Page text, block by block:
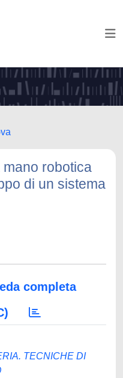
robotica
di un sistema
completa
TECNICHE DI